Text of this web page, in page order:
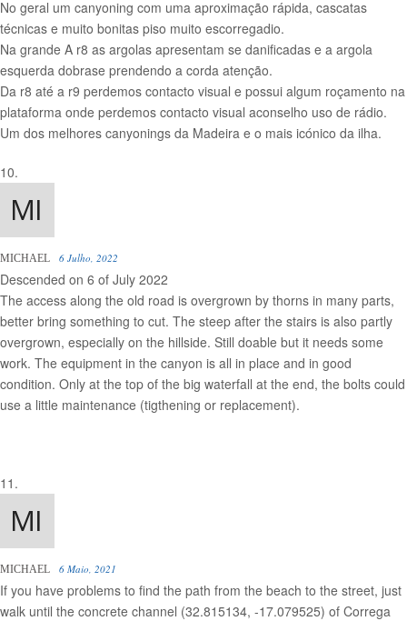
No geral um canyoning com uma aproximação rápida, cascatas
técnicas e muito bonitas piso muito escorregadio.
Na grande A r8 as argolas apresentam se danificadas e a argola
esquerda dobrase prendendo a corda atenção.
Da r8 até a r9 perdemos contacto visual e possui algum roçamento na
plataforma onde perdemos contacto visual aconselho uso de rádio.
Um dos melhores canyonings da Madeira e o mais icónico da ilha.
MICHAEL 6 Julho, 2022
Descended on 6 of July 2022
The access along the old road is overgrown by thorns in many parts,
better bring something to cut. The steep after the stairs is also partly
overgrown, especially on the hillside. Still doable but it needs some
work. The equipment in the canyon is all in place and in good
condition. Only at the top of the big waterfall at the end, the bolts could
use a little maintenance (tigthening or replacement).
MICHAEL 6 Maio, 2021
If you have problems to find the path from the beach to the street, just
walk until the concrete channel (32.815134, -17.079525) of Correga